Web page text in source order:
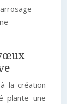
la création
plante une